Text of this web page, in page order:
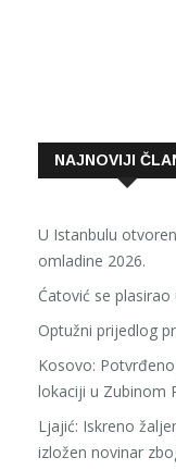
NAJNOVIJI
U Istanbulu
omladine 2026.
Ćatović se
Optužni prijedlog
Kosovo:
lokaciji u Zubinom
Ljajić: Iskreno
izložen novinar